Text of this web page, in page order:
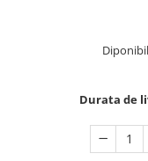
Durata de